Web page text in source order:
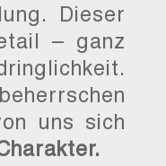
Dieser
– ganz
uns sich